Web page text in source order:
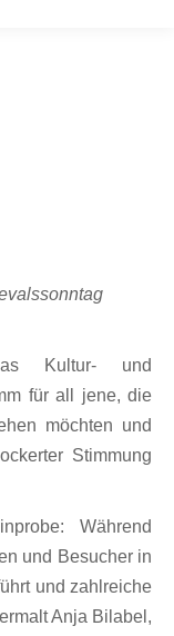
Kultur- und
für all jene, die
möchten und
Stimmung
Während
und Besucher in
und zahlreiche
Anja Bilabel,